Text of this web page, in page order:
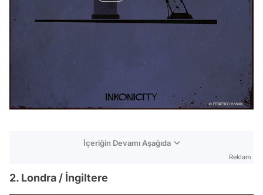
İçeriğin Devamı Aşağıda
Reklam
2. Londra / İngiltere